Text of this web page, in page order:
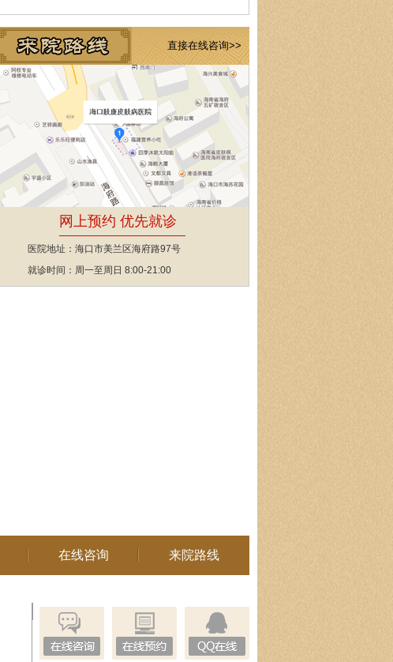
直接在线咨询>>
网上预约 优先就诊
医院地址：海口市美兰区海府路97号
就诊时间：周一至周日 8:00-21:00
在线咨询 来院路线